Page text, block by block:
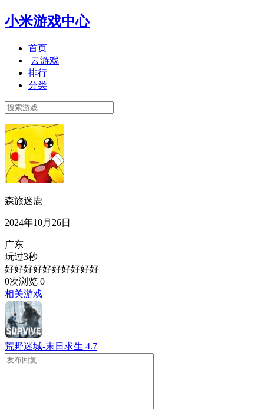
小米游戏中心
首页
云游戏
排行
分类
森旅迷鹿
2024年10月26日
广东
玩过3秒
好好好好好好好好好好
0次浏览 0
相关游戏
荒野迷城-末日求生 4.7